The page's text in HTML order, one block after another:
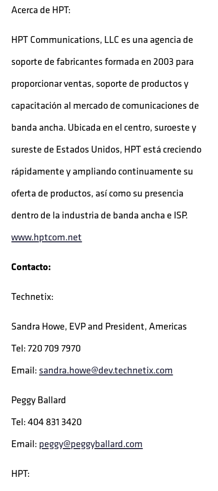
Acerca de HPT:
HPT Communications, LLC es una agencia de
soporte de fabricantes formada en 2003 para
proporcionar ventas, soporte de productos y
capacitación al mercado de comunicaciones de
banda ancha. Ubicada en el centro, suroeste y
sureste de Estados Unidos, HPT está creciendo
rápidamente y ampliando continuamente su
oferta de productos, así como su presencia
dentro de la industria de banda ancha e ISP.
www.hptcom.net
Contacto:
Technetix:
Sandra Howe, EVP and President, Americas
Tel: 720 709 7970
Email: sandra.howe@dev.technetix.com
Peggy Ballard
Tel: 404 831 3420
Email: peggy@peggyballard.com
HPT: